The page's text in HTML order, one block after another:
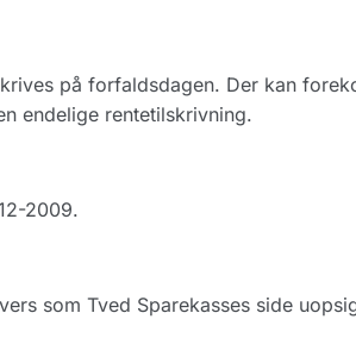
på forfaldsdagen. Der kan
endelige rentetilskrivning.
2009.
som Tved Sparekasses side